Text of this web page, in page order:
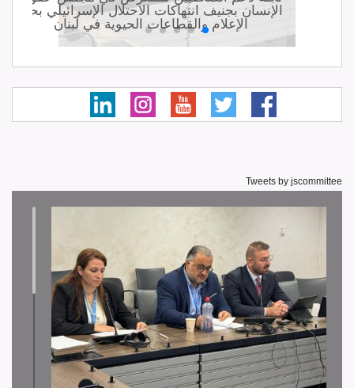
الإنسان بجنيف انتهاكات الاحتلال الإسرائيلي بحق
الإعلام والقطاعات الحيوية في لبنان
Tweets by jscommittee